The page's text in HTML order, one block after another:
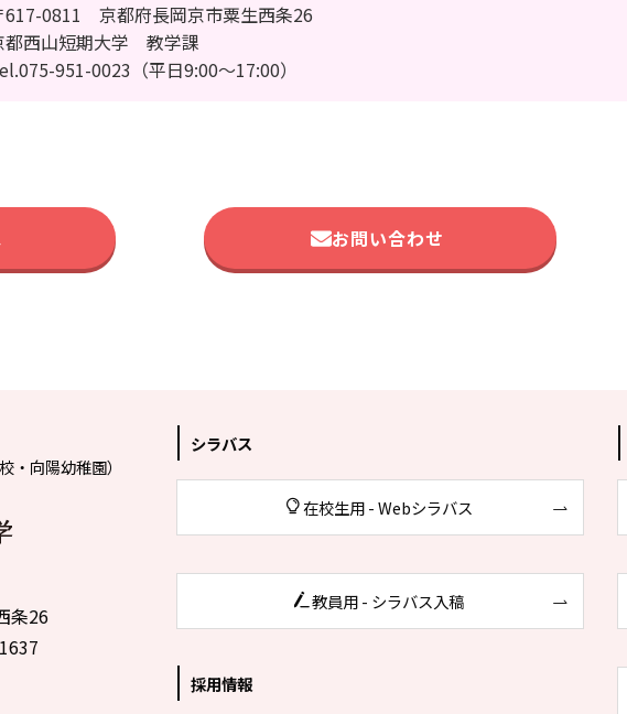
617-0811 京都府長岡京市粟生西条26
都西山短期大学 教学課
951-0023（平日9:00〜17:00）
お問い合わせ
・向陽幼稚園）
条26
シラバス
在校生用 - Webシラバス
教員用 - シラバス入稿
採用情報